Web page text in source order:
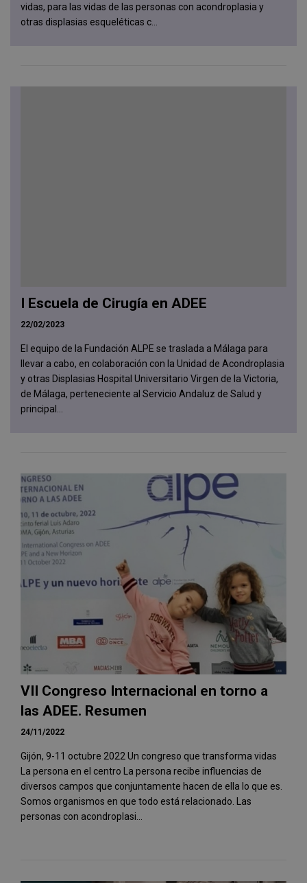
vidas, para las vidas de las personas con acondroplasia y
otras displasias esqueléticas c...
I Escuela de Cirugía en ADEE
22/02/2023
El equipo de la Fundación ALPE se traslada a Málaga para
llevar a cabo, en colaboración con la Unidad de Acondroplasia
y otras Displasias Hospital Universitario Virgen de la Victoria,
de Málaga, perteneciente al Servicio Andaluz de Salud y
principal...
VII Congreso Internacional en torno a
las ADEE. Resumen
24/11/2022
Gijón, 9-11 octubre 2022 Un congreso que transforma vidas
La persona en el centro La persona recibe influencias de
diversos campos que conjuntamente hacen de ella lo que es.
Somos organismos en que todo está relacionado. Las
personas con acondroplasi...